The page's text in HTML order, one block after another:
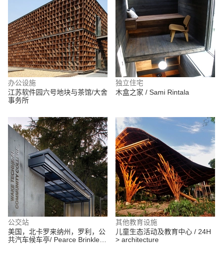
办公设施
江苏软件园六号地块与茶馆/大舍
事务所
独立住宅
木盒之家 / Sami Rintala
公交站
美国，北卡罗来纳州，罗利，公
共汽车候车亭/ Pearce Brinkley
其他教育设施
儿童生态活动及教育中心 / 24H
> architecture